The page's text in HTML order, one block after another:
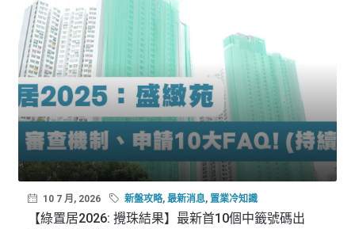
10 7 月, 2026 新盤攻略, 最新消息, 置業冷知識
【綠置居2026: 攪珠結果】最新首10個中籤號碼出